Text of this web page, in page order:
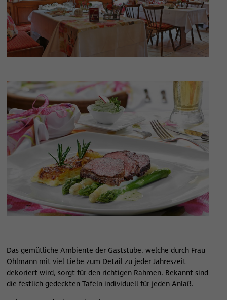
Das gemütliche Ambiente der Gaststube, welche durch Frau
Ohlmann mit viel Liebe zum Detail zu jeder Jahreszeit
dekoriert wird, sorgt für den richtigen Rahmen. Bekannt sind
die festlich gedeckten Tafeln individuell für jeden Anlaß.